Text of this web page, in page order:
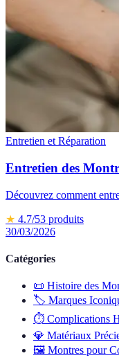
Entretien et Réparation
Entretien des
Découvrez comment
★ 4.7/53 produits
30/03/2026
Catégories
📜 Histoire des
🏷️ Marques
⏱️ Complications
💎 Matériaux
🖼️ Montres pour